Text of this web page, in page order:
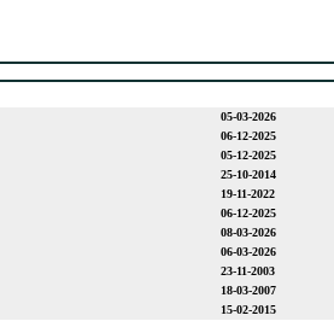
05-03-2026
06-12-2025
05-12-2025
25-10-2014
19-11-2022
06-12-2025
08-03-2026
06-03-2026
23-11-2003
18-03-2007
15-02-2015